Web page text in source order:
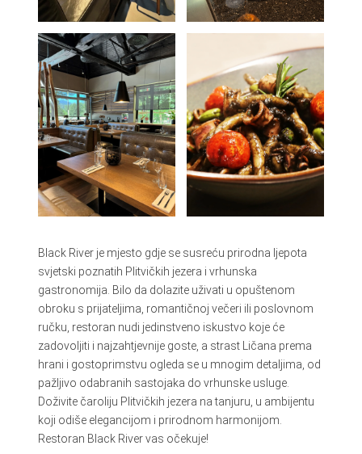
Black River je mjesto gdje se susreću prirodna ljepota
svjetski poznatih Plitvičkih jezera i vrhunska
gastronomija. Bilo da dolazite uživati u opuštenom
obroku s prijateljima, romantičnoj večeri ili poslovnom
ručku, restoran nudi jedinstveno iskustvo koje će
zadovoljiti i najzahtjevnije goste, a strast Ličana prema
hrani i gostoprimstvu ogleda se u mnogim detaljima, od
pažljivo odabranih sastojaka do vrhunske usluge.
Doživite čaroliju Plitvičkih jezera na tanjuru, u ambijentu
koji odiše elegancijom i prirodnom harmonijom.
Restoran Black River vas očekuje!